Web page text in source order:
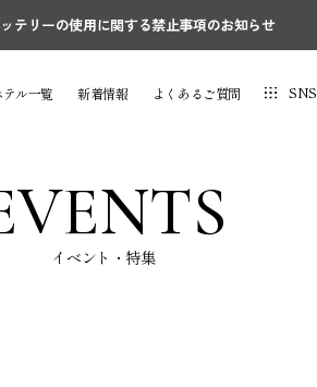
テリーの使用に関する禁止事項のお知らせ
テル一覧 新着情報 よくあるご質問 SNS
イベント・特集